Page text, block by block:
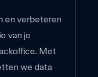
en verbeteren
van je
Met
we data